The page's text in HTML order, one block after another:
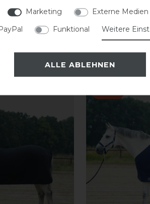
Marketing Externe Medien
Funktional Weitere
ALLE ABLEHNEN